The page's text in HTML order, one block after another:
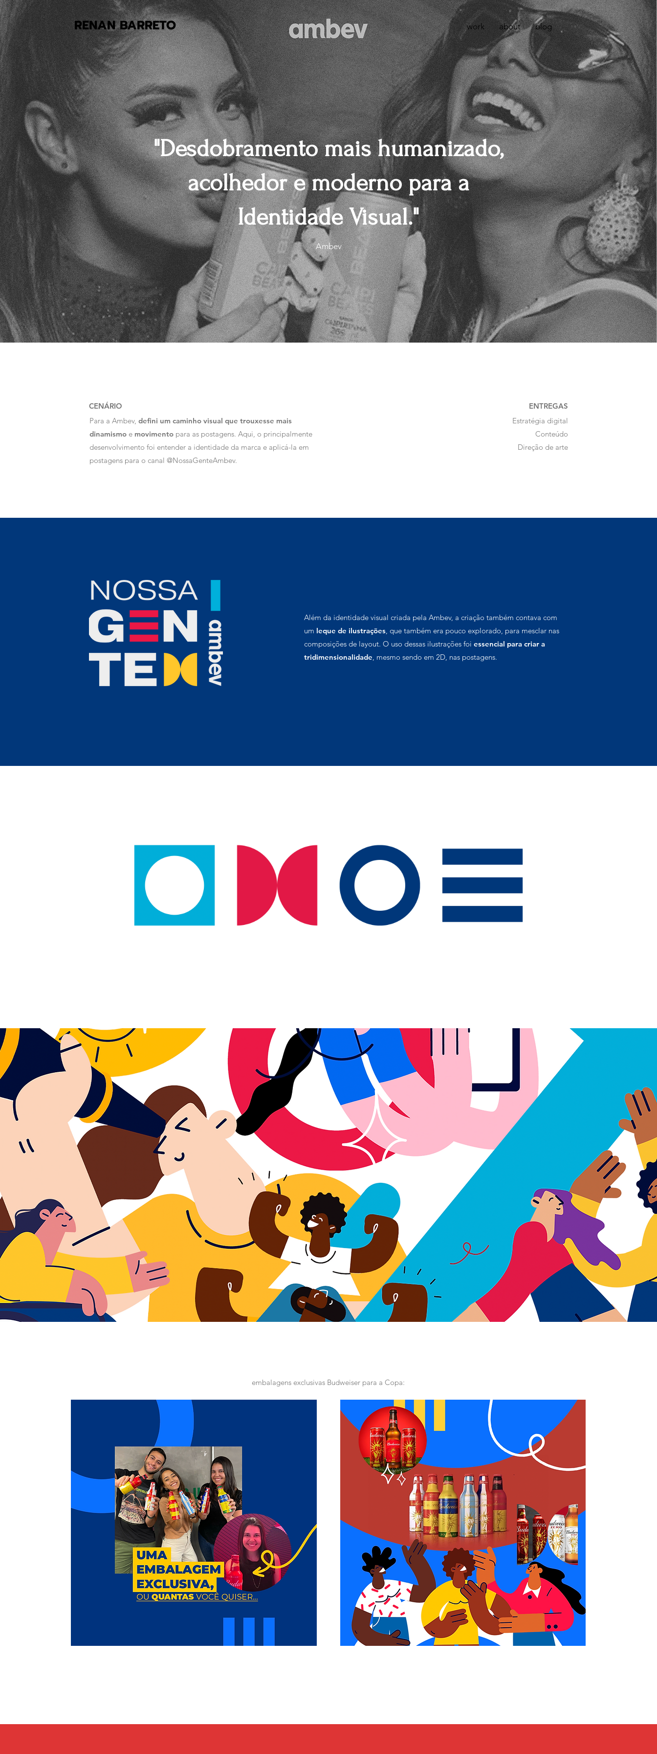
RENAN BARRETO work about blog
"Desdobramento mais humanizado,
acolhedor e moderno para a
Identidade Visual."
Ambev
CENÁRIO
Para a Ambev, defini um caminho visual que trouxesse mais
dinamismo e movimento para as postagens. Aqui, o principalmente
desenvolvimento foi entender a identidade da marca e aplicá-la em
postagens para o canal @NossaGenteAmbev.
ENTREGAS
Estratégia digital
Conteúdo
Direção de arte
Além da identidade visual criada pela Ambev, a criação também contava com
um leque de ilustrações, que também era pouco explorado, para mesclar nas
composições de layout. O uso dessas ilustrações foi essencial para criar a
tridimensionalidade, mesmo sendo em 2D, nas postagens.
embalagens exclusivas Budweiser para a Copa: